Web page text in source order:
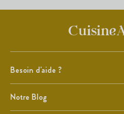
Besoin d'aide ?
Notre Blog